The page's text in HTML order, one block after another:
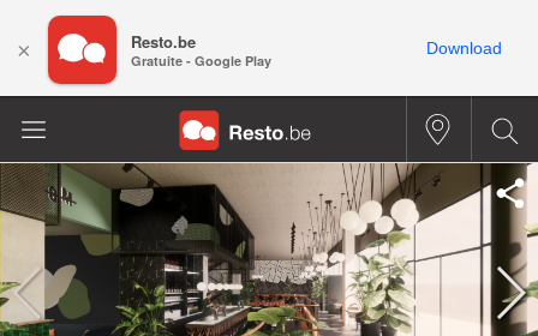
× Resto.be
Gratuite - Google Play
Download